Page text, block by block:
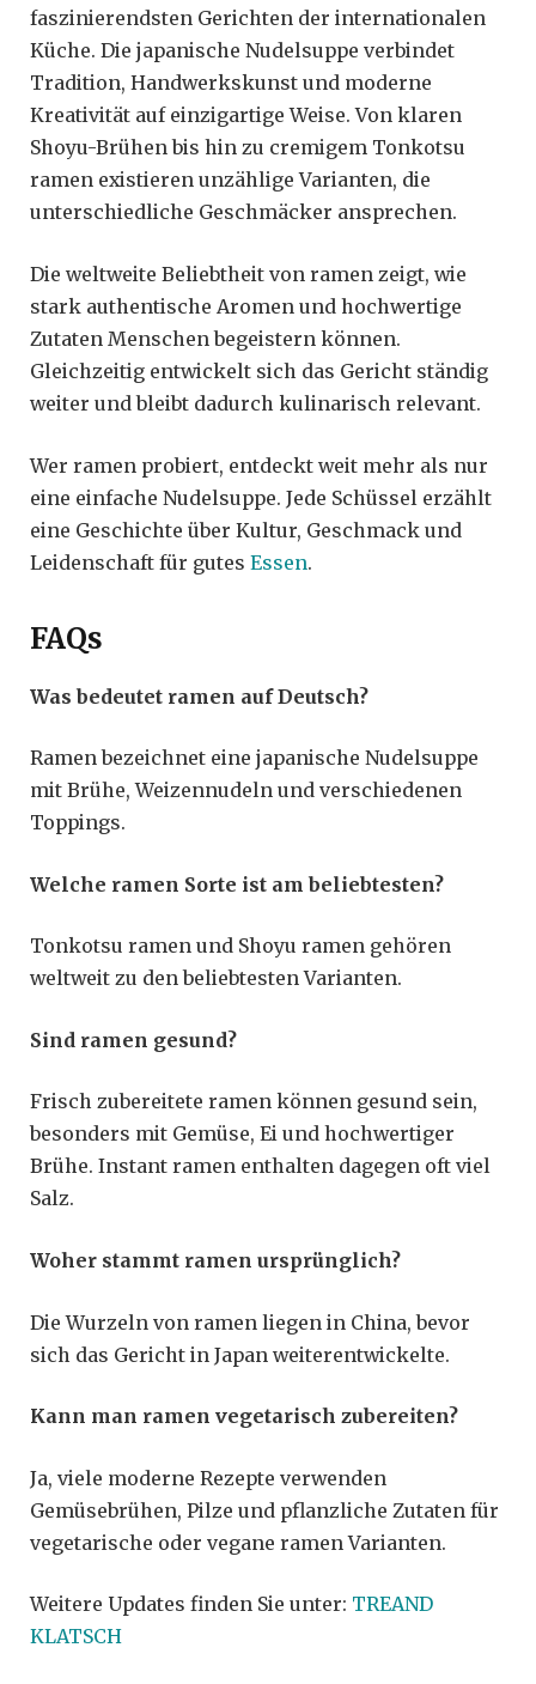
faszinierendsten Gerichten der internationalen
Küche. Die japanische Nudelsuppe verbindet
Tradition, Handwerkskunst und moderne
Kreativität auf einzigartige Weise. Von klaren
Shoyu-Brühen bis hin zu cremigem Tonkotsu
ramen existieren unzählige Varianten, die
unterschiedliche Geschmäcker ansprechen.
Die weltweite Beliebtheit von ramen zeigt, wie
stark authentische Aromen und hochwertige
Zutaten Menschen begeistern können.
Gleichzeitig entwickelt sich das Gericht ständig
weiter und bleibt dadurch kulinarisch relevant.
Wer ramen probiert, entdeckt weit mehr als nur
eine einfache Nudelsuppe. Jede Schüssel erzählt
eine Geschichte über Kultur, Geschmack und
Leidenschaft für gutes Essen.
FAQs
Was bedeutet ramen auf Deutsch?
Ramen bezeichnet eine japanische Nudelsuppe
mit Brühe, Weizennudeln und verschiedenen
Toppings.
Welche ramen Sorte ist am beliebtesten?
Tonkotsu ramen und Shoyu ramen gehören
weltweit zu den beliebtesten Varianten.
Sind ramen gesund?
Frisch zubereitete ramen können gesund sein,
besonders mit Gemüse, Ei und hochwertiger
Brühe. Instant ramen enthalten dagegen oft viel
Salz.
Woher stammt ramen ursprünglich?
Die Wurzeln von ramen liegen in China, bevor
sich das Gericht in Japan weiterentwickelte.
Kann man ramen vegetarisch zubereiten?
Ja, viele moderne Rezepte verwenden
Gemüsebrühen, Pilze und pflanzliche Zutaten für
vegetarische oder vegane ramen Varianten.
Weitere Updates finden Sie unter: TREAND
KLATSCH